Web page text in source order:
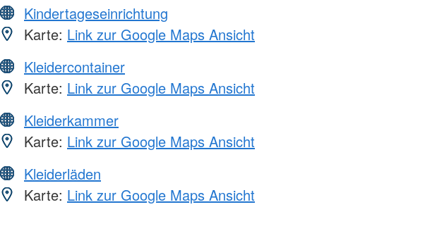
Kindertageseinrichtung
Karte: Link zur Google Maps Ansicht
Kleidercontainer
Karte: Link zur Google Maps Ansicht
Kleiderkammer
Karte: Link zur Google Maps Ansicht
Kleiderläden
Karte: Link zur Google Maps Ansicht